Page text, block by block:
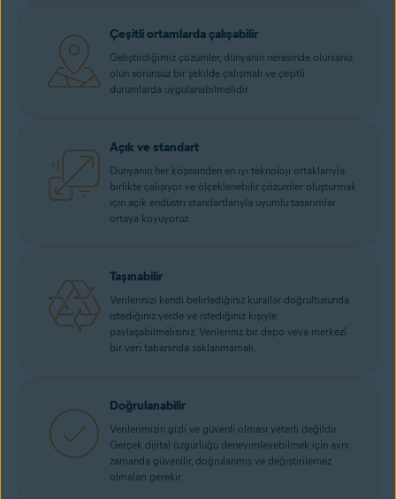
Çeşitli ortamlarda çalışabilir
Geliştirdiğimiz çözümler, dünyanın neresinde olursanız
olun sorunsuz bir şekilde çalışmalı ve çeşitli
durumlarda uygulanabilmelidir.
Açık ve standart
Dünyanın her köşesinden en iyi teknoloji ortaklarıyla
birlikte çalışıyor ve ölçeklenebilir çözümler oluşturmak
için açık endüstri standartlarıyla uyumlu tasarımlar
ortaya koyuyoruz.
Taşınabilir
Verilerinizi kendi belirlediğiniz kurallar doğrultusunda
istediğiniz yerde ve istediğiniz kişiyle
paylaşabilmelisiniz. Verileriniz bir depo veya merkezî
bir veri tabanında saklanmamalı.
Doğrulanabilir
Verilerimizin gizli ve güvenli olması yeterli değildir.
Gerçek dijital özgürlüğü deneyimleyebilmek için aynı
zamanda güvenilir, doğrulanmış ve değiştirilemez
olmaları gerekir.